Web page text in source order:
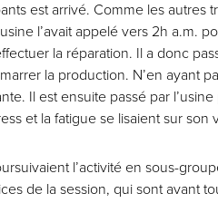
est arrivé. Comme les autres
l’avait appelé vers 2h a.m.
la réparation. Il a donc
la production. N’en ayant
Il est ensuite passé par
et la fatigue se lisaient sur son
l’activité en sous-
de la session, qui sont avant